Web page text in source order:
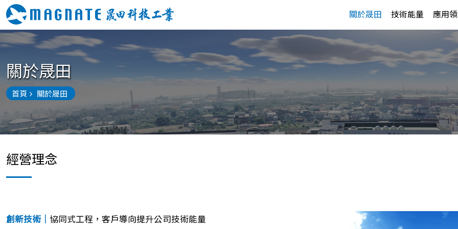
關於晟田 技術能量 應用
關於晟田
首頁 關於晟田
經營理念
創新技術｜ 協同式工程，客戶導向提升公司技術能量